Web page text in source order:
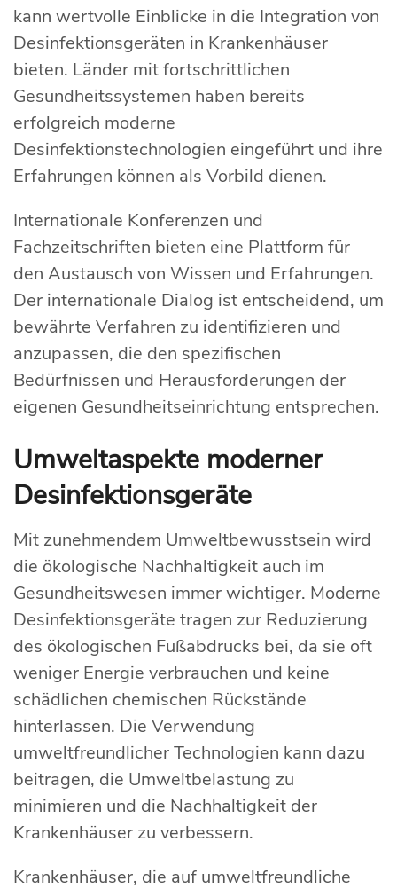
kann wertvolle Einblicke in die Integration von
Desinfektionsgeräten in Krankenhäuser
bieten. Länder mit fortschrittlichen
Gesundheitssystemen haben bereits
erfolgreich moderne
Desinfektionstechnologien eingeführt und ihre
Erfahrungen können als Vorbild dienen.
Internationale Konferenzen und
Fachzeitschriften bieten eine Plattform für
den Austausch von Wissen und Erfahrungen.
Der internationale Dialog ist entscheidend, um
bewährte Verfahren zu identifizieren und
anzupassen, die den spezifischen
Bedürfnissen und Herausforderungen der
eigenen Gesundheitseinrichtung entsprechen.
Umweltaspekte moderner
Desinfektionsgeräte
Mit zunehmendem Umweltbewusstsein wird
die ökologische Nachhaltigkeit auch im
Gesundheitswesen immer wichtiger. Moderne
Desinfektionsgeräte tragen zur Reduzierung
des ökologischen Fußabdrucks bei, da sie oft
weniger Energie verbrauchen und keine
schädlichen chemischen Rückstände
hinterlassen. Die Verwendung
umweltfreundlicher Technologien kann dazu
beitragen, die Umweltbelastung zu
minimieren und die Nachhaltigkeit der
Krankenhäuser zu verbessern.
Krankenhäuser, die auf umweltfreundliche